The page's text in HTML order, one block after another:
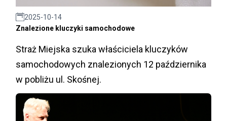
2025-10-14
Znalezione kluczyki samochodowe
Straż Miejska szuka właściciela kluczyków
samochodowych znalezionych 12 października
w pobliżu ul. Skośnej.